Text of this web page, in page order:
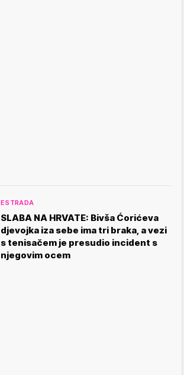
ESTRADA
SLABA NA HRVATE: Bivša Ćorićeva
djevojka iza sebe ima tri braka, a vezi
s tenisačem je presudio incident s
njegovim ocem